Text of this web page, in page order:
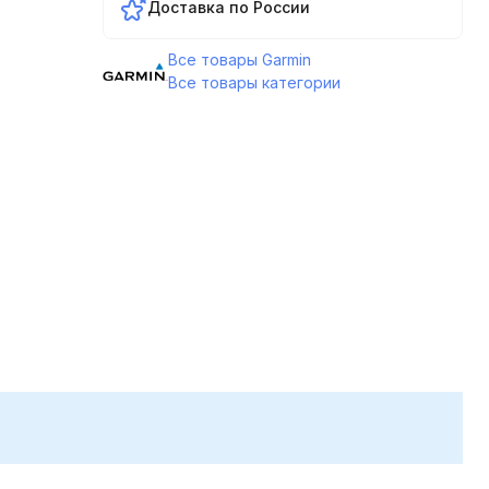
Доставка по России
Все товары Garmin
Все товары категории